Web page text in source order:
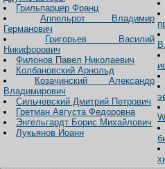
Грильпарцер Франц
Аппельрот Владимир
Германович
Григорьев Василий
Никифорович
Филонов Павел Николаевич
Колбановский Арнольд
Козачинский Александр
Владимирович
Сильчевский Дмитрий Петрович
Гретман Августа Федоровна
Энгельгардт Борис Михайлович
Лукьянов Иоанн